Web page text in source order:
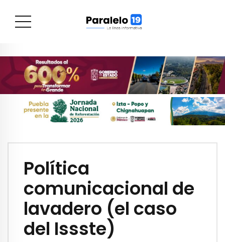
Política
comunicacional de
lavadero (el caso
del Issste)